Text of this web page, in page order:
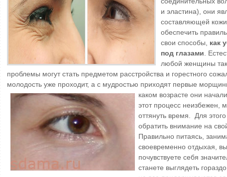
и эластина), они
составляющей
обеспечить
свои способы, как
под глазами .
любой женщины
проблемы могутстать предметом расстройства и горестного
молодость уже проходит, а с мудростью приходят первые
каком возрасте они начали
этот процесс неизбежен,
оттянуть время. Для
обратить внимание на
Правильно питаясь,
своевременно отдыхая,
почувствуете себя
станете выглядеть